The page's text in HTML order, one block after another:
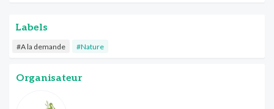
Labels
#A la demande #Nature
Organisateur